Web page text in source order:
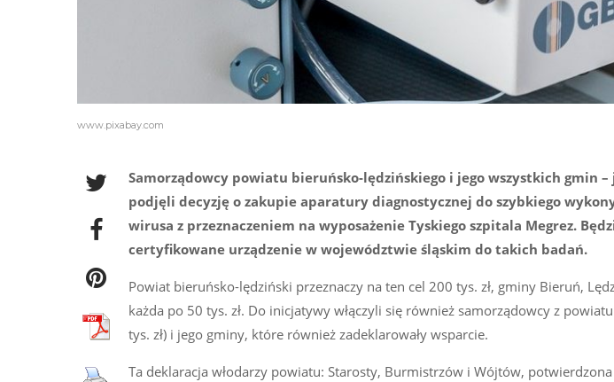
www.pixabay.com
Samorządowcy powiatu bieruńsko-lędzińskiego i jego wszystkich gmin –
podjęli decyzję o zakupie aparatury diagnostycznej do szybkiego
wirusa z przeznaczeniem na wyposażenie Tyskiego szpitala Megrez.
certyfikowane urządzenie w województwie śląskim do takich badań.
Powiat bieruńsko-lędziński przeznaczy na ten cel 200 tys. zł, gminy Bieruń,
każda po 50 tys. zł. Do inicjatywy włączyli się również samorządowcy z
tys. zł) i jego gminy, które również zadeklarowały wsparcie.
Ta deklaracja włodarzy powiatu: Starosty, Burmistrzów i Wójtów,